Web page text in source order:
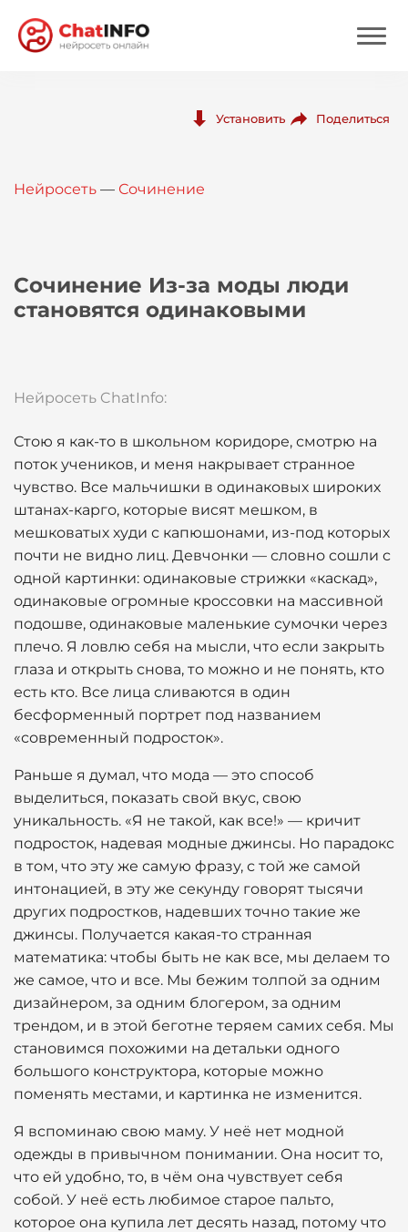
Вход
Установить Поделиться
Нейросеть — Сочинение
Сочинение Из-за моды люди
становятся одинаковыми
Нейросеть ChatInfo:
Стою я как-то в школьном коридоре, смотрю на
поток учеников, и меня накрывает странное
чувство. Все мальчишки в одинаковых широких
штанах-карго, которые висят мешком, в
мешковатых худи с капюшонами, из-под которых
почти не видно лиц. Девчонки — словно сошли с
одной картинки: одинаковые стрижки «каскад»,
одинаковые огромные кроссовки на массивной
подошве, одинаковые маленькие сумочки через
плечо. Я ловлю себя на мысли, что если закрыть
глаза и открыть снова, то можно и не понять, кто
есть кто. Все лица сливаются в один
бесформенный портрет под названием
«современный подросток».
Раньше я думал, что мода — это способ
выделиться, показать свой вкус, свою
уникальность. «Я не такой, как все!» — кричит
подросток, надевая модные джинсы. Но парадокс
в том, что эту же самую фразу, с той же самой
интонацией, в эту же секунду говорят тысячи
других подростков, надевших точно такие же
джинсы. Получается какая-то странная
математика: чтобы быть не как все, мы делаем то
же самое, что и все. Мы бежим толпой за одним
дизайнером, за одним блогером, за одним
трендом, и в этой беготне теряем самих себя. Мы
становимся похожими на детальки одного
большого конструктора, которые можно
поменять местами, и картинка не изменится.
Я вспоминаю свою маму. У неё нет модной
одежды в привычном понимании. Она носит то,
что ей удобно, то, в чём она чувствует себя
собой. У неё есть любимое старое пальто,
которое она купила лет десять назад, потому что